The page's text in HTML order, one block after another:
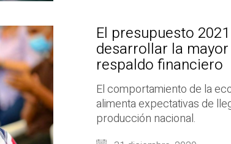
El presupuesto
desarrollar la
respaldo financiero
El comportamiento de la
alimenta expectativas de
producción nacional.